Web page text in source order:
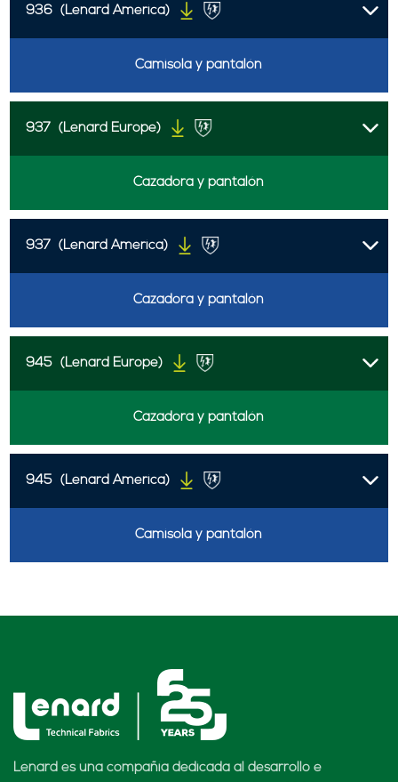
936 (Lenard America)
Camisola y pantalón
937 (Lenard Europe)
Cazadora y pantalón
937 (Lenard America)
Cazadora y pantalón
945 (Lenard Europe)
Cazadora y pantalón
945 (Lenard America)
Camisola y pantalón
Lenard es una compañía dedicada al desarrollo e